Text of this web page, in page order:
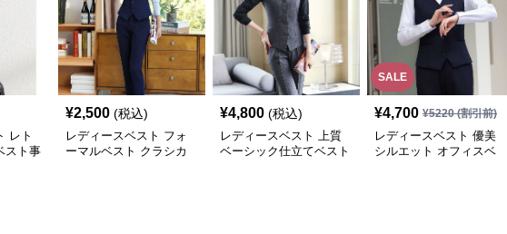
レト
スト事
¥2,500 (税込)
レディースベスト フォ
ーマルベスト クラシカ
¥4,800 (税込)
レディースベスト 上質
ベーシック仕立てベスト
SALE
¥4,700 ¥5220(割引前)
レディースベスト 優美
シルエット オフィスベ